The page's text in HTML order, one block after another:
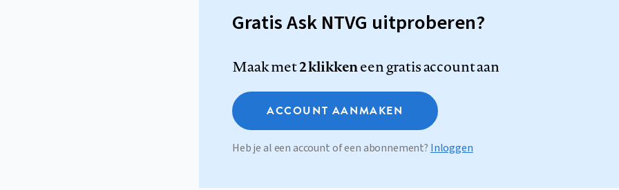
Gratis Ask NTVG uitproberen?
Maak met2 klikkeneen gratis account aan
ACCOUNT AANMAKEN
Heb je al een account of een abonnement? Inloggen